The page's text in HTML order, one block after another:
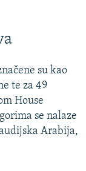
su kao
te za 49
House
se nalaze
Arabija,